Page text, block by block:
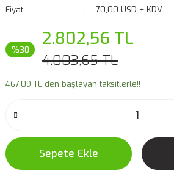
Fiyat
70,00 USD + KDV
%30 2.802,56 TL
4.003,65 TL
467,09 TL den başlayan taksitlerle!!
Sepete Ekle